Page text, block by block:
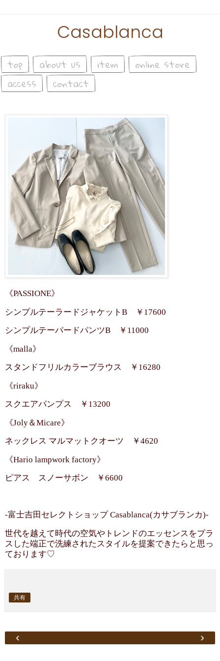
Casablanca
top about us item
online store
access
contact
《PASSIONE》
シンプルテーラードジャケットB ￥17600
シンプルテーパードパンツB ￥11000
《malla》
スタンドフリルカラーブラウス ￥16280
《riraku》
スクエアパンプス ￥13200
《Joly＆Micare》
ネックレス マルマットクオーツ ￥4620
《Hario lampwork factory》
ピアス スノーサボン ￥6600
-富士吉田セレクトショップ Casablanca(カサブランカ)-
世代を越えて時代の空気やトレンドのエッセンスをプラ
スした端正で洗練されたスタイルを提案できたらと思っ
ております♡
共有
‹ ›